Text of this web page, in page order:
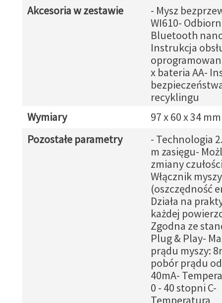
Akcesoria w zestawie
- Mysz
WI610-
Bluetooth
Instrukcja
x bateria AA-
recyklingu
Wymiary
97 x 60 x 34 mm
Pozostałe parametry
- Technologia
m zasięgu-
zmiany
Włącznik myszy
(oszczędność
Działa na
każdej
Zgodna ze
Plug & Play-
prądu myszy:
pobór prądu
40mA-
0 - 40 stopni C-
Temperatura